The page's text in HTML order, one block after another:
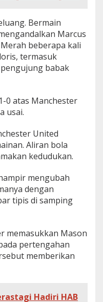
Bermain
Marcus
beberapa kali
termasuk
babak
0 atas Manchester
usai.
United
Aliran bola
kedudukan.
mengubah
dengan
tipis di samping
memasukkan Mason
pertengahan
memberikan
Hadiri HAB